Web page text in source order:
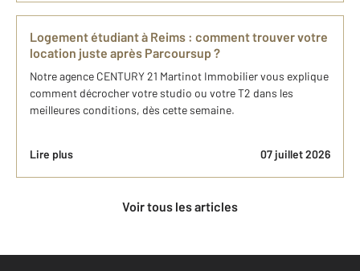
Logement étudiant à Reims : comment trouver votre
location juste après Parcoursup ?
Notre agence CENTURY 21 Martinot Immobilier vous explique
comment décrocher votre studio ou votre T2 dans les
meilleures conditions, dès cette semaine.
Lire plus 07 juillet 2026
Voir tous les articles